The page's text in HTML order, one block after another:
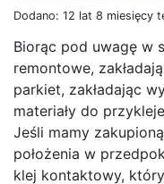
Dodano: 12 lat 8 miesięcy
Biorąc pod uwagę w
remontowe,
parkiet, zakładając
materiały do
Jeśli mamy
położenia w
klej kontaktowy,